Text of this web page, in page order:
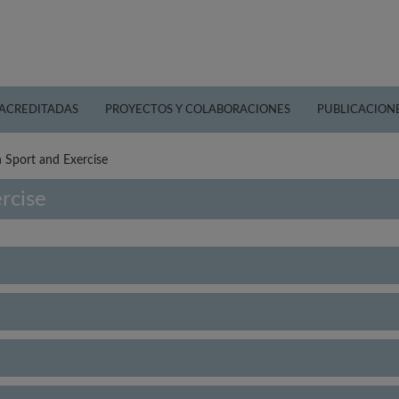
PROYECTOS Y COLABORACIONES
and Exercise